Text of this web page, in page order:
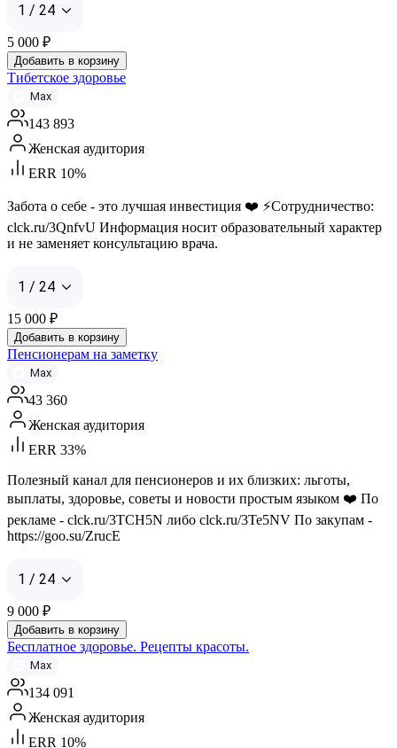
1 / 24
5 000 ₽
Добавить в корзину
Тибетское здоровье
Max
143 893
Женская аудитория
ERR 10%
Забота о себе - это лучшая инвестиция ❤️ ⚡️Сотрудничество:
clck.ru/3QnfvU Информация носит образовательный характер
и не заменяет консультацию врача.
1 / 24
15 000 ₽
Добавить в корзину
Пенсионерам на заметку
Max
43 360
Женская аудитория
ERR 33%
Полезный канал для пенсионеров и их близких: льготы,
выплаты, здоровье, советы и новости простым языком ❤️ По
рекламе - clck.ru/3TCH5N либо clck.ru/3Te5NV По закупам -
https://goo.su/ZrucE
1 / 24
9 000 ₽
Добавить в корзину
Бесплатное здоровье. Рецепты красоты.
Max
134 091
Женская аудитория
ERR 10%